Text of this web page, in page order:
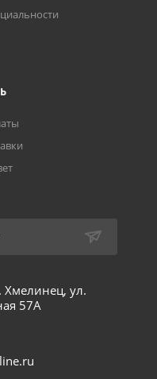
Хмелинец, ул.
57А